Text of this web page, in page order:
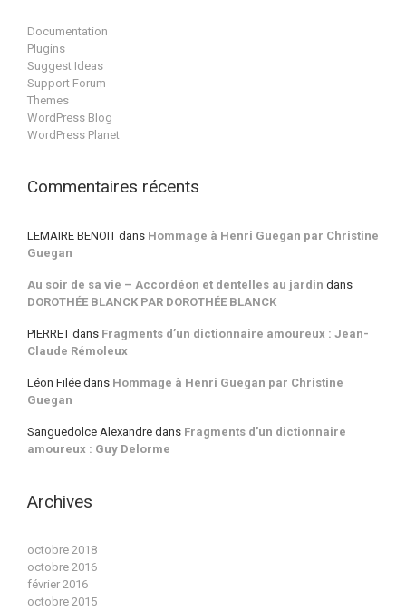
Documentation
Plugins
Suggest Ideas
Support Forum
Themes
WordPress Blog
WordPress Planet
Commentaires récents
LEMAIRE BENOIT dans Hommage à Henri Guegan par Christine
Guegan
Au soir de sa vie – Accordéon et dentelles au jardin dans
DOROTHÉE BLANCK PAR DOROTHÉE BLANCK
PIERRET dans Fragments d’un dictionnaire amoureux : Jean-
Claude Rémoleux
Léon Filée dans Hommage à Henri Guegan par Christine
Guegan
Sanguedolce Alexandre dans Fragments d’un dictionnaire
amoureux : Guy Delorme
Archives
octobre 2018
octobre 2016
février 2016
octobre 2015